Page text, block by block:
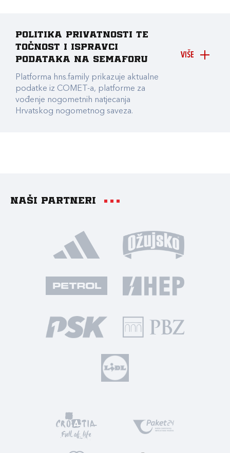
VIŠE
Politika privatnosti te
točnost i ispravci
podataka na Semaforu
Platforma hns.family prikazuje aktualne
podatke iz COMET-a, platforme za
vođenje nogometnih natjecanja
Hrvatskog nogometnog saveza.
Naši partneri